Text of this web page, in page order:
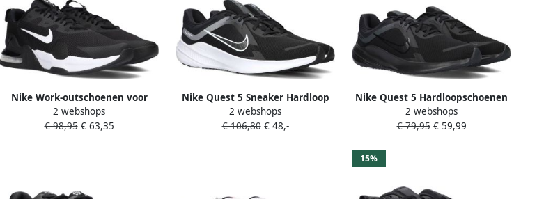
Nike Work-outschoenen voor
heren Air Max Alpha Trainer 5
Black Black White- Heren Black
2 webshops
€ 98,95€ 63,35
Nike Quest 5 Sneaker Hardloop
schoen Zwart Wit Doos zonder
deksel Let op valt klein!
2 webshops
€ 106,80€ 48,-
Nike Quest 5 Hardloopschoenen
voor heren (straat) Black Dark
Smoke Grey- Heren Black Dark
2 webshops
€ 79,95€ 59,99
15%